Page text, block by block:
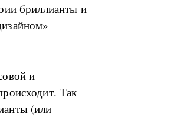
бриллианты и
и
Так
(или